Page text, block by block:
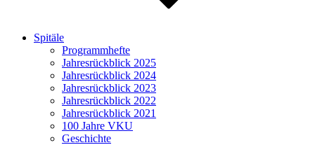
Spitäle
Programmhefte
Jahresrückblick 2025
Jahresrückblick 2024
Jahresrückblick 2023
Jahresrückblick 2022
Jahresrückblick 2021
100 Jahre VKU
Geschichte